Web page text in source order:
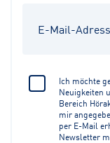
Ich möchte
Neuigkeiten
Bereich
mir
per E-Mail
Newsletter